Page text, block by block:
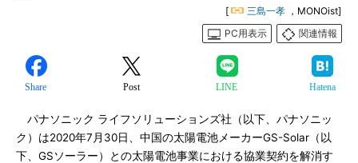
[ 三島一孝 ，MONOist]
PC用表示
関連情報
Share Post LINE Hatena
パナソニック ライフソリューションズ社（以下、パナソニッ
ク）は2020年7月30日、中国の太陽電池メーカーGS-Solar（以
下、GSソーラー）との太陽電池事業における協業契約を解消す